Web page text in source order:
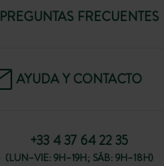
PREGUNTAS FRECUENTES
AYUDA Y CONTACTO
+33 4 37 64 22 35
(LUN–VIE: 9H–19H; SÁB: 9H–18H)